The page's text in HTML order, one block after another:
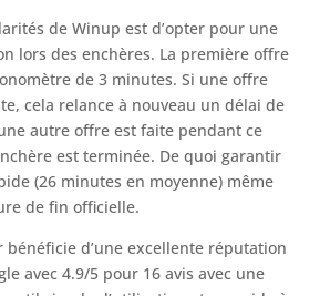
de Winup est d’opter pour une
lors des enchères. La première offre
de 3 minutes. Si une offre
cela relance à nouveau un délai de
autre offre est faite pendant ce
est terminée. De quoi garantir
(26 minutes en moyenne) même
de fin officielle.
d’une excellente réputation
avec 4.9/5 pour 16 avis avec une